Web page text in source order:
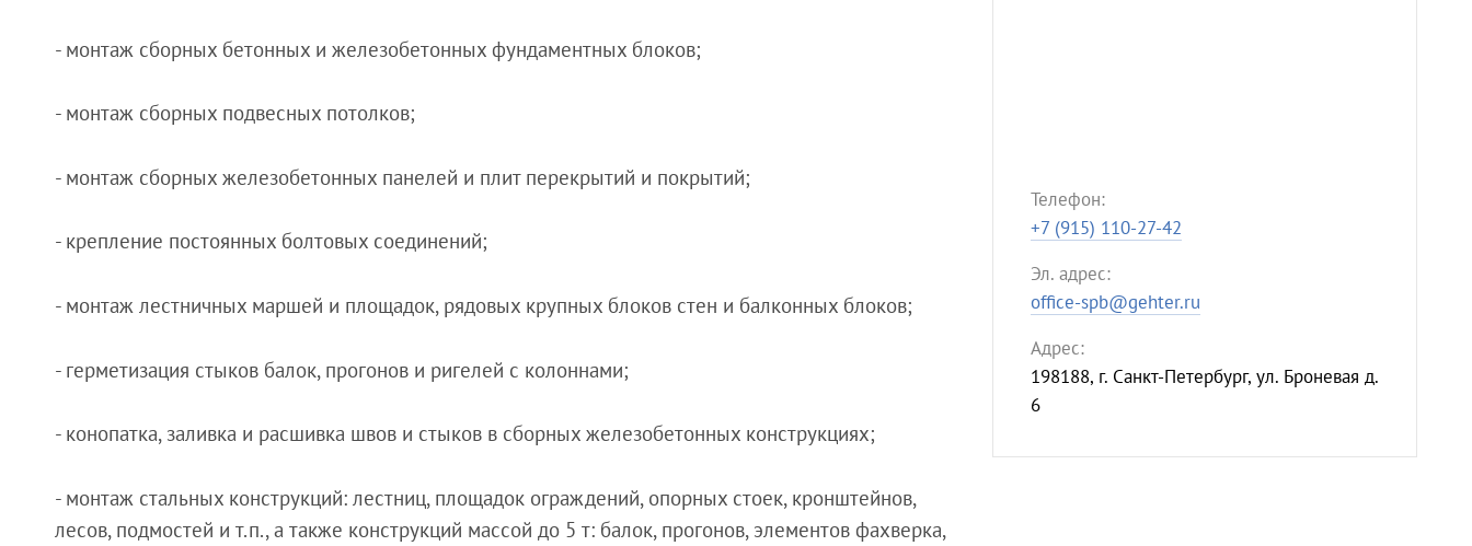
- монтаж сборных бетонных и железобетонных фундаментных блоков;
- монтаж сборных подвесных потолков;
- монтаж сборных железобетонных панелей и плит перекрытий и покрытий;
- крепление постоянных болтовых соединений;
- монтаж лестничных маршей и площадок, рядовых крупных блоков стен и балконных блоков;
- герметизация стыков балок, прогонов и ригелей с колоннами;
- конопатка, заливка и расшивка швов и стыков в сборных железобетонных конструкциях;
- монтаж стальных конструкций: лестниц, площадок ограждений, опорных стоек, кронштейнов,
лесов, подмостей и т.п., а также конструкций массой до 5 т: балок, прогонов, элементов фахверка,
Телефон:
+7 (915) 110-27-42
Эл. адрес:
office-spb@gehter.ru
Адрес:
198188, г. Санкт-Петербург, ул. Броневая д.
6